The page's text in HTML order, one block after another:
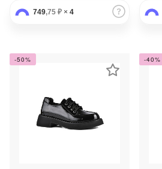
749,75 ₽ × 4
-50% -40%
Получайте товар
75% будут
по 25%